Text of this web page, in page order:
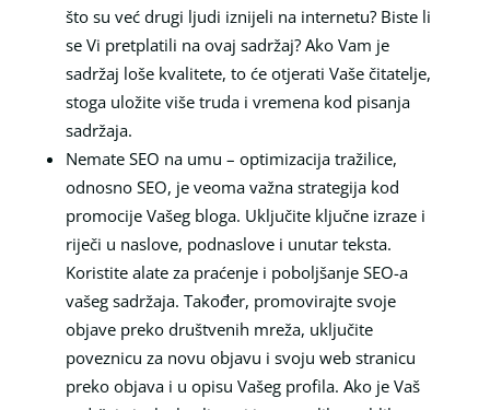
što su već drugi ljudi iznijeli na internetu? Biste li
se Vi pretplatili na ovaj sadržaj? Ako Vam je
sadržaj loše kvalitete, to će otjerati Vaše čitatelje,
stoga uložite više truda i vremena kod pisanja
sadržaja.
Nemate SEO na umu – optimizacija tražilice,
odnosno SEO, je veoma važna strategija kod
promocije Vašeg bloga. Uključite ključne izraze i
riječi u naslove, podnaslove i unutar teksta.
Koristite alate za praćenje i poboljšanje SEO-a
vašeg sadržaja. Također, promovirajte svoje
objave preko društvenih mreža, uključite
poveznicu za novu objavu i svoju web stranicu
preko objava i u opisu Vašeg profila. Ako je Vaš